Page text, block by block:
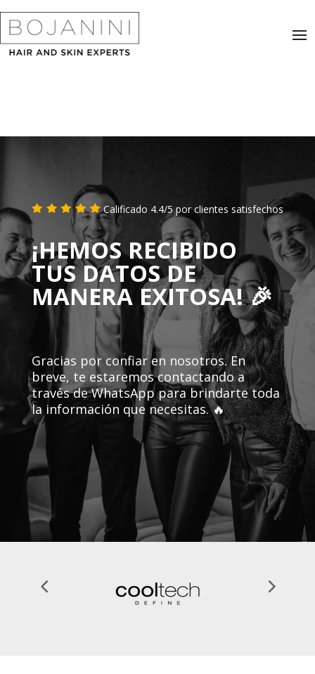
Calificado 4.4/5 por clientes satisfechos
¡HEMOS RECIBIDO
TUS DATOS DE
MANERA EXITOSA! 🎉
Gracias por confiar en nosotros. En
breve, te estaremos contactando a
través de WhatsApp para brindarte toda
la información que necesitas.🔥